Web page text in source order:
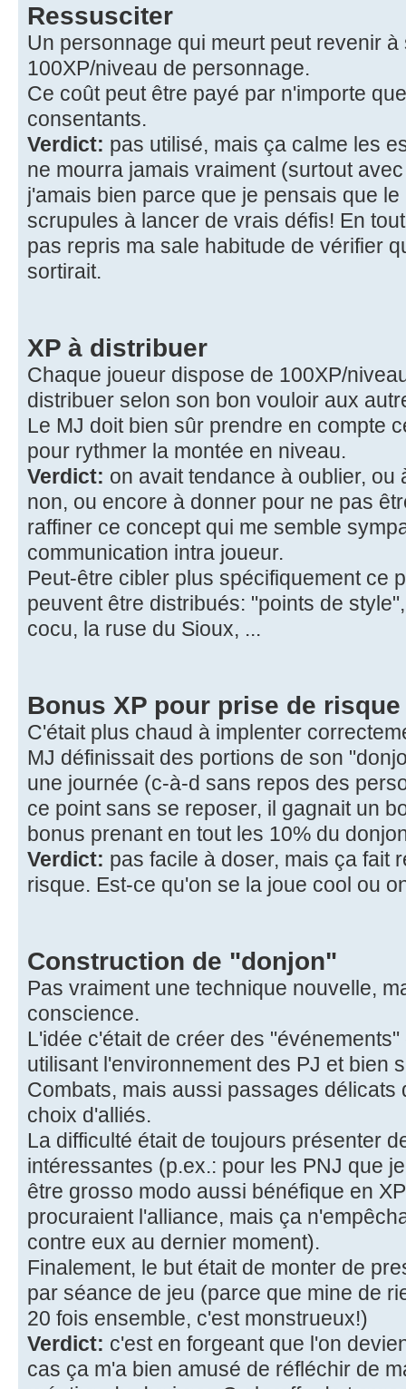
Ressusciter
Un personnage qui meurt peut revenir
100XP/niveau de personnage.
Ce coût peut être payé par n'importe
consentants.
Verdict: pas utilisé, mais ça calme les
ne mourra jamais vraiment (surtout
j'amais bien parce que je pensais que
scrupules à lancer de vrais défis! En
pas repris ma sale habitude de vérifier
sortirait.
XP à distribuer
Chaque joueur dispose de 100XP/
distribuer selon son bon vouloir aux
Le MJ doit bien sûr prendre en compte
pour rythmer la montée en niveau.
Verdict: on avait tendance à oublier,
non, ou encore à donner pour ne pas
raffiner ce concept qui me semble
communication intra joueur.
Peut-être cibler plus spécifiquement ce
peuvent être distribués: "points de
cocu, la ruse du Sioux, ...
Bonus XP pour prise de risque
C'était plus chaud à implenter
MJ définissait des portions de son
une journée (c-à-d sans repos des
ce point sans se reposer, il gagnait un
bonus prenant en tout les 10% du
Verdict: pas facile à doser, mais ça fait
risque. Est-ce qu'on se la joue cool ou
Construction de "donjon"
Pas vraiment une technique nouvelle,
conscience.
L'idée c'était de créer des
utilisant l'environnement des PJ et bien
Combats, mais aussi passages délicats
choix d'alliés.
La difficulté était de toujours présenter
intéressantes (p.ex.: pour les PNJ que
être grosso modo aussi bénéfique en
procuraient l'alliance, mais ça
contre eux au dernier moment).
Finalement, le but était de monter de
par séance de jeu (parce que mine de
20 fois ensemble, c'est monstrueux!)
Verdict: c'est en forgeant que l'on
cas ça m'a bien amusé de réfléchir de